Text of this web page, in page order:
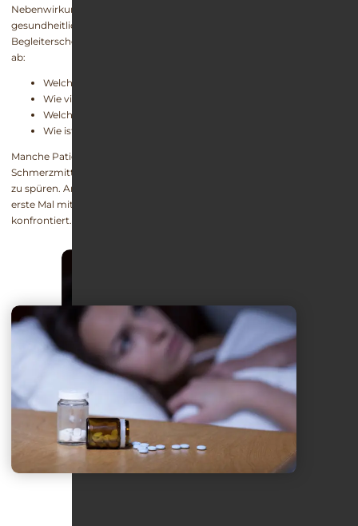
Nebenwirkungen, sondern langfristige, gravierende Störungen und
gesundheitliche Einschränkungen gemeint. Wann diese
Begleiterscheinungen auftreten, hängt von verschiedenen Faktoren
ab:
Welches Mittel wird konsumiert?
Wie viel und wie häufig werden die Mittel eingenommen?
Welche Vorerkrankungen liegen vor?
Wie ist die gesundheitliche Verfassung des Patienten?
Manche Patienten können jahrelang Schlaftabletten oder
Schmerzmittel nehmen, ohne die Konsequenzen ihrer Abhängigkeit
zu spüren. Andere sehen sich bereits nach wenigen Monaten das
erste Mal mit den langfristigen Folgen der Medikamentensucht
konfrontiert.